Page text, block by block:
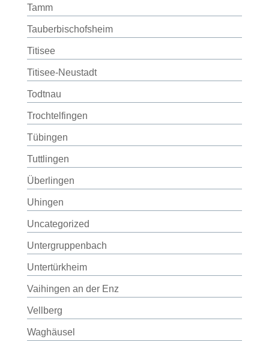
Tamm
Tauberbischofsheim
Titisee
Titisee-Neustadt
Todtnau
Trochtelfingen
Tübingen
Tuttlingen
Überlingen
Uhingen
Uncategorized
Untergruppenbach
Untertürkheim
Vaihingen an der Enz
Vellberg
Waghäusel